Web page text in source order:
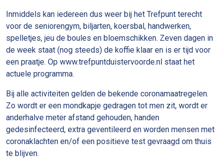
Inmiddels kan iedereen dus weer bij het Trefpunt terecht
voor de seniorengym, biljarten, koersbal, handwerken,
spelletjes, jeu de boules en bloemschikken. Zeven dagen in
de week staat (nog steeds) de koffie klaar en is er tijd voor
een praatje. Op www.trefpuntduistervoorde.nl staat het
actuele programma.
Bij alle activiteiten gelden de bekende coronamaatregelen.
Zo wordt er een mondkapje gedragen tot men zit, wordt er
anderhalve meter afstand gehouden, handen
gedesinfecteerd, extra geventileerd en worden mensen met
coronaklachten en/of een positieve test gevraagd om thuis
te blijven.